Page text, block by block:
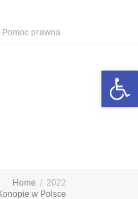
Pomoc prawna
Home
2022
w Polsce